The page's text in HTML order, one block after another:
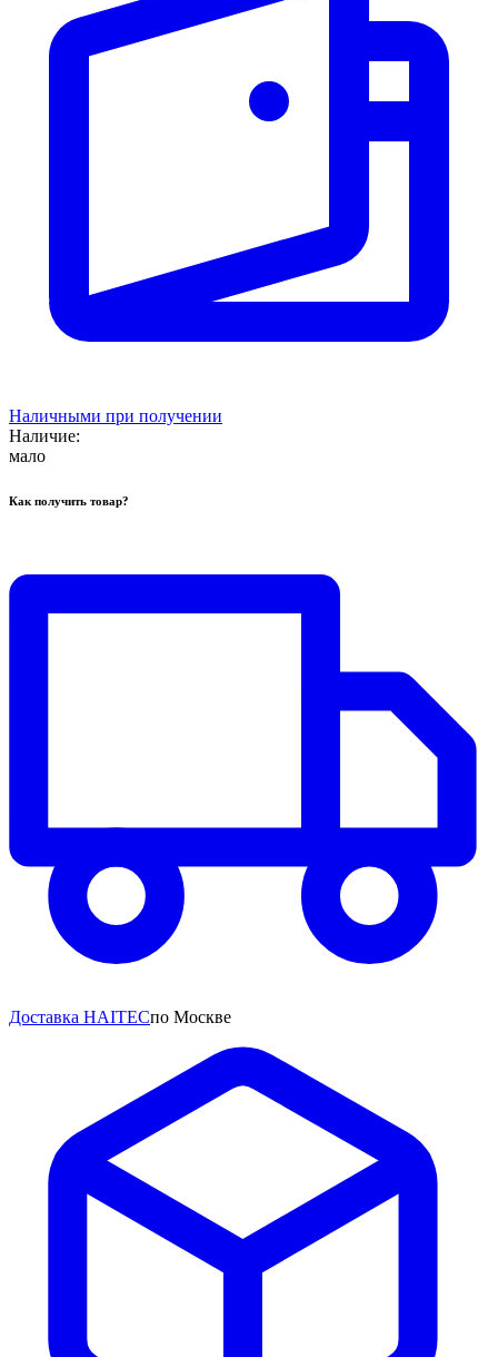
Наличными при получении
Наличие:
мало
Как получить товар?
Доставка HAITECпо Москве